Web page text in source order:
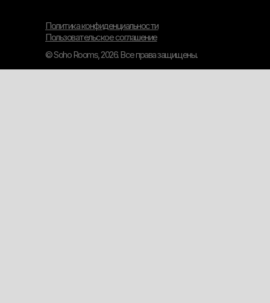
Пользовательское соглашение
Политика конфиденциальности
© Soho Rooms, 2026. Все права защищены.